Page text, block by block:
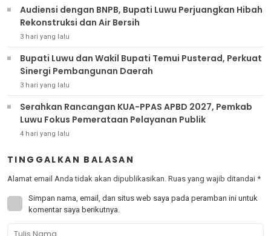
Audiensi dengan BNPB, Bupati Luwu Perjuangkan Hibah
Rekonstruksi dan Air Bersih
3 hari yang lalu
Bupati Luwu dan Wakil Bupati Temui Pusterad, Perkuat
Sinergi Pembangunan Daerah
3 hari yang lalu
Serahkan Rancangan KUA-PPAS APBD 2027, Pemkab
Luwu Fokus Pemerataan Pelayanan Publik
4 hari yang lalu
TINGGALKAN BALASAN
Alamat email Anda tidak akan dipublikasikan. Ruas yang wajib ditandai *
Simpan nama, email, dan situs web saya pada peramban ini untuk
komentar saya berikutnya.